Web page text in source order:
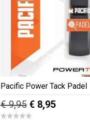
Pacific Power Tack Padel
€9,95 Oorspronkelijke
prijs
€ 8,95Huidige